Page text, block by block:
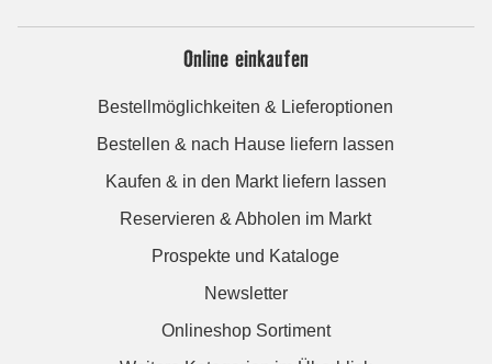
Online einkaufen
Bestellmöglichkeiten & Lieferoptionen
Bestellen & nach Hause liefern lassen
Kaufen & in den Markt liefern lassen
Reservieren & Abholen im Markt
Prospekte und Kataloge
Newsletter
Onlineshop Sortiment